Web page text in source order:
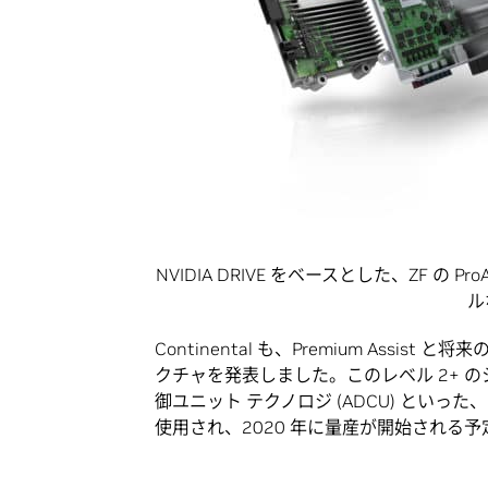
NVIDIA DRIVE をベースとした、ZF の
Continental も、Premium Assist と将来
クチャを発表しました。このレベル 2+
御ユニット テクノロジ (ADCU) といった
使用され、2020 年に量産が開始される予